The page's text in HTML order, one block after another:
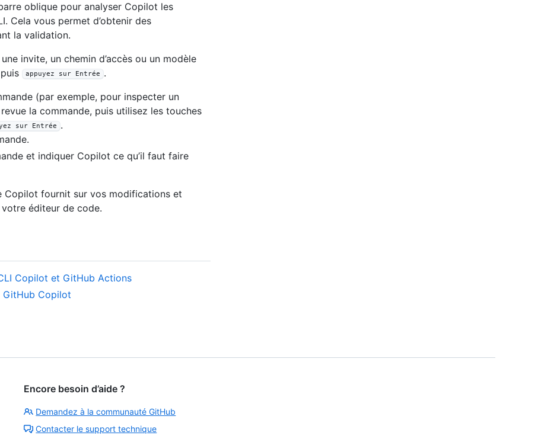
oblique pour analyser Copilot les
Cela vous permet d’obtenir des
la validation.
invite, un chemin d’accès ou un modèle
appuyez sur Entrée
.
(par exemple, pour inspecter un
la commande, puis utilisez les touches
sur Entrée
.
et indiquer Copilot ce qu’il faut faire
Copilot fournit sur vos modifications et
éditeur de code.
Copilot et GitHub Actions
GitHub Copilot
Encore besoin d’aide ?
Demandez à la communauté GitHub
Contacter le support technique